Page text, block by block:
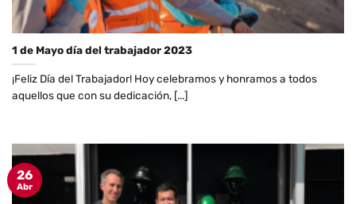
1 de Mayo día del trabajador 2023
¡Feliz Día del Trabajador! Hoy celebramos y honramos a todos
aquellos que con su dedicación, [...]
26
Abr